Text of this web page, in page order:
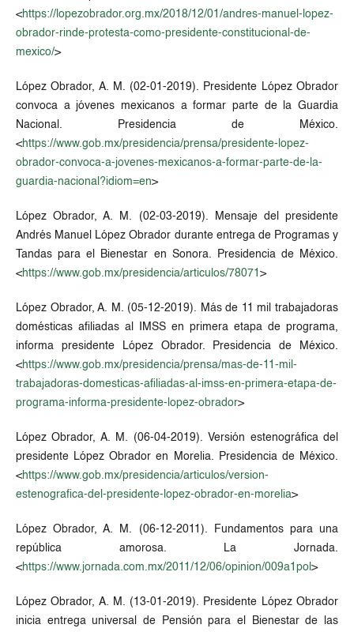
<https://lopezobrador.org.mx/2018/12/01/andres-manuel-lopez-
obrador-rinde-protesta-como-presidente-constitucional-de-
mexico/>
López Obrador, A. M. (02-01-2019). Presidente López Obrador
convoca a jóvenes mexicanos a formar parte de la Guardia
Nacional. Presidencia de México.
<https://www.gob.mx/presidencia/prensa/presidente-lopez-
obrador-convoca-a-jovenes-mexicanos-a-formar-parte-de-la-
guardia-nacional?idiom=en>
López Obrador, A. M. (02-03-2019). Mensaje del presidente
Andrés Manuel López Obrador durante entrega de Programas y
Tandas para el Bienestar en Sonora. Presidencia de México.
<https://www.gob.mx/presidencia/articulos/78071 >
López Obrador, A. M. (05-12-2019). Más de 11 mil trabajadoras
domésticas afiliadas al IMSS en primera etapa de programa,
informa presidente López Obrador. Presidencia de México.
<https://www.gob.mx/presidencia/prensa/mas-de-11-mil-
trabajadoras-domesticas-afiliadas-al-imss-en-primera-etapa-de-
programa-informa-presidente-lopez-obrador>
López Obrador, A. M. (06-04-2019). Versión estenográfica del
presidente López Obrador en Morelia. Presidencia de México.
<https://www.gob.mx/presidencia/articulos/version-
estenografica-del-presidente-lopez-obrador-en-morelia>
López Obrador, A. M. (06-12-2011). Fundamentos para una
república amorosa. La Jornada.
<https://www.jornada.com.mx/2011/12/06/opinion/009a1pol >
López Obrador, A. M. (13-01-2019). Presidente López Obrador
inicia entrega universal de Pensión para el Bienestar de las